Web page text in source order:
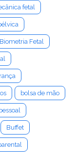
fetal
Biometria Fetal
bolsa de mão
Buffet